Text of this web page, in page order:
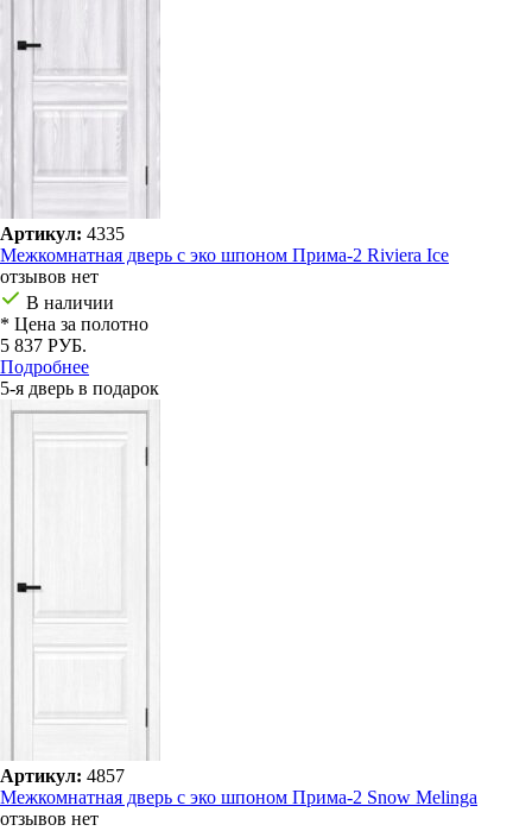
Артикул: 4335
Межкомнатная дверь с эко шпоном Прима-2 Riviera Ice
отзывов нет
В наличии
* Цена за полотно
5 837 РУБ.
Подробнее
5-я дверь в подарок
Артикул: 4857
Межкомнатная дверь с эко шпоном Прима-2 Snow Melinga
отзывов нет